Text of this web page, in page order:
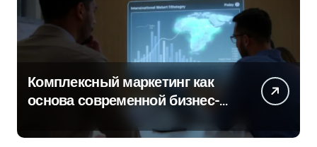
Комплексный маркетинг как
основа современной бизнес-